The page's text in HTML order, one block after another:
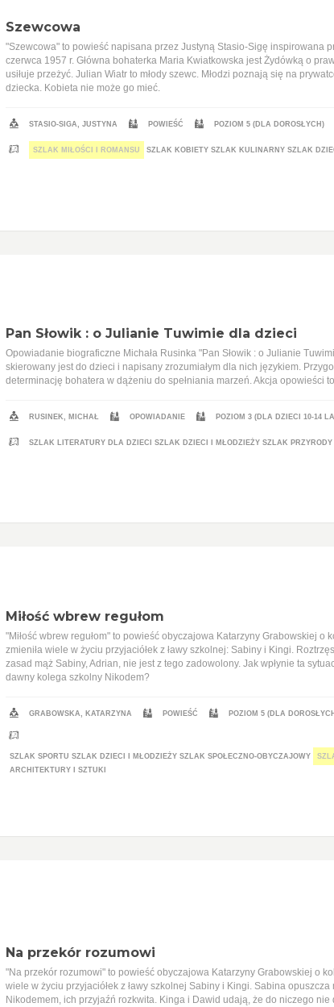
Szewcowa
"Szewcowa" to powieść napisana przez Justyną Stasio-Sigę inspirowana
czerwca 1957 r. Główna bohaterka Maria Kwiatkowska jest Żydówką o
usiłuje przeżyć. Julian Wiatr to młody szewc. Młodzi poznają się na
dziecka. Kobieta nie może go mieć.
STASIO-SIGA, JUSTYNA POWIEŚĆ POZIOM 5 (DLA DOROSŁYCH)
SZLAK MIŁOŚCI I ROMANSU SZLAK KOBIETY SZLAK KULINARNY SZLAK
Pan Słowik : o Julianie Tuwimie dla dzieci
Opowiadanie biograficzne Michała Rusinka "Pan Słowik : o Julianie
skierowany jest do dzieci i napisany zrozumiałym dla nich językiem.
determinację bohatera w dążeniu do spełniania marzeń. Akcja opowieści
RUSINEK, MICHAŁ OPOWIADANIE POZIOM 3 (DLA DZIECI 10-14
SZLAK LITERATURY DLA DZIECI SZLAK DZIECI I MŁODZIEŻY SZLAK PRZYRODY
Miłość wbrew regułom
"Miłość wbrew regułom" to powieść obyczajowa Katarzyny Grabowskiej
zmieniła wiele w życiu przyjaciółek z ławy szkolnej: Sabiny i Kingi.
zasad mąż Sabiny, Adrian, nie jest z tego zadowolony. Jak wpłynie ta
dawny kolega szkolny Nikodem?
GRABOWSKA, KATARZYNA POWIEŚĆ POZIOM 5 (DLA
SZLAK SPORTU SZLAK DZIECI I MŁODZIEŻY SZLAK SPOŁECZNO-OBYCZAJOWY
ARCHITEKTURY I SZTUKI
Na przekór rozumowi
"Na przekór rozumowi" to powieść obyczajowa Katarzyny Grabowskiej o
wiele w życiu przyjaciółek z ławy szkolnej Sabiny i Kingi. Sabina
Nikodemem, ich przyjaźń rozkwita. Kinga i Dawid udają, że do niczego